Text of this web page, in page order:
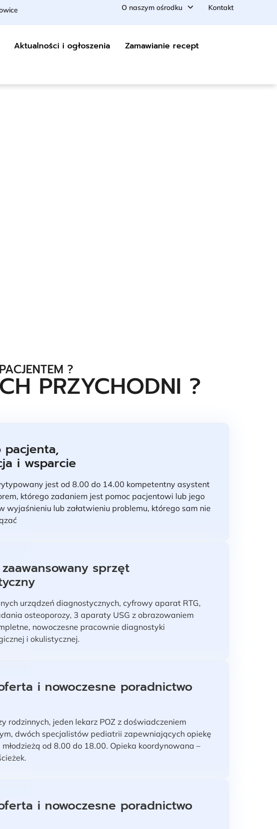
O naszym ośrodku Kontakt
Aktualności i ogłoszenia Zamawianie recept
?
PRZYCHODNI ?
pacjenta,
i wsparcie
jest od 8.00 do 14.00 kompetentny asystent
którego zadaniem jest pomoc pacjentowi lub jego
wyjaśnieniu lub załatwieniu problemu, którego sam nie
zaawansowany sprzęt
urządzeń diagnostycznych, cyfrowy aparat RTG,
osteoporozy, 3 aparaty USG z obrazowaniem
nowoczesne pracownie diagnostyki
i okulistycznej.
i nowoczesne poradnictwo
rodzinnych, jeden lekarz POZ z doświadczeniem
dwóch specjalistów pediatrii zapewniających opiekę
od 8.00 do 18.00. Opieka koordynowana –
i nowoczesne poradnictwo